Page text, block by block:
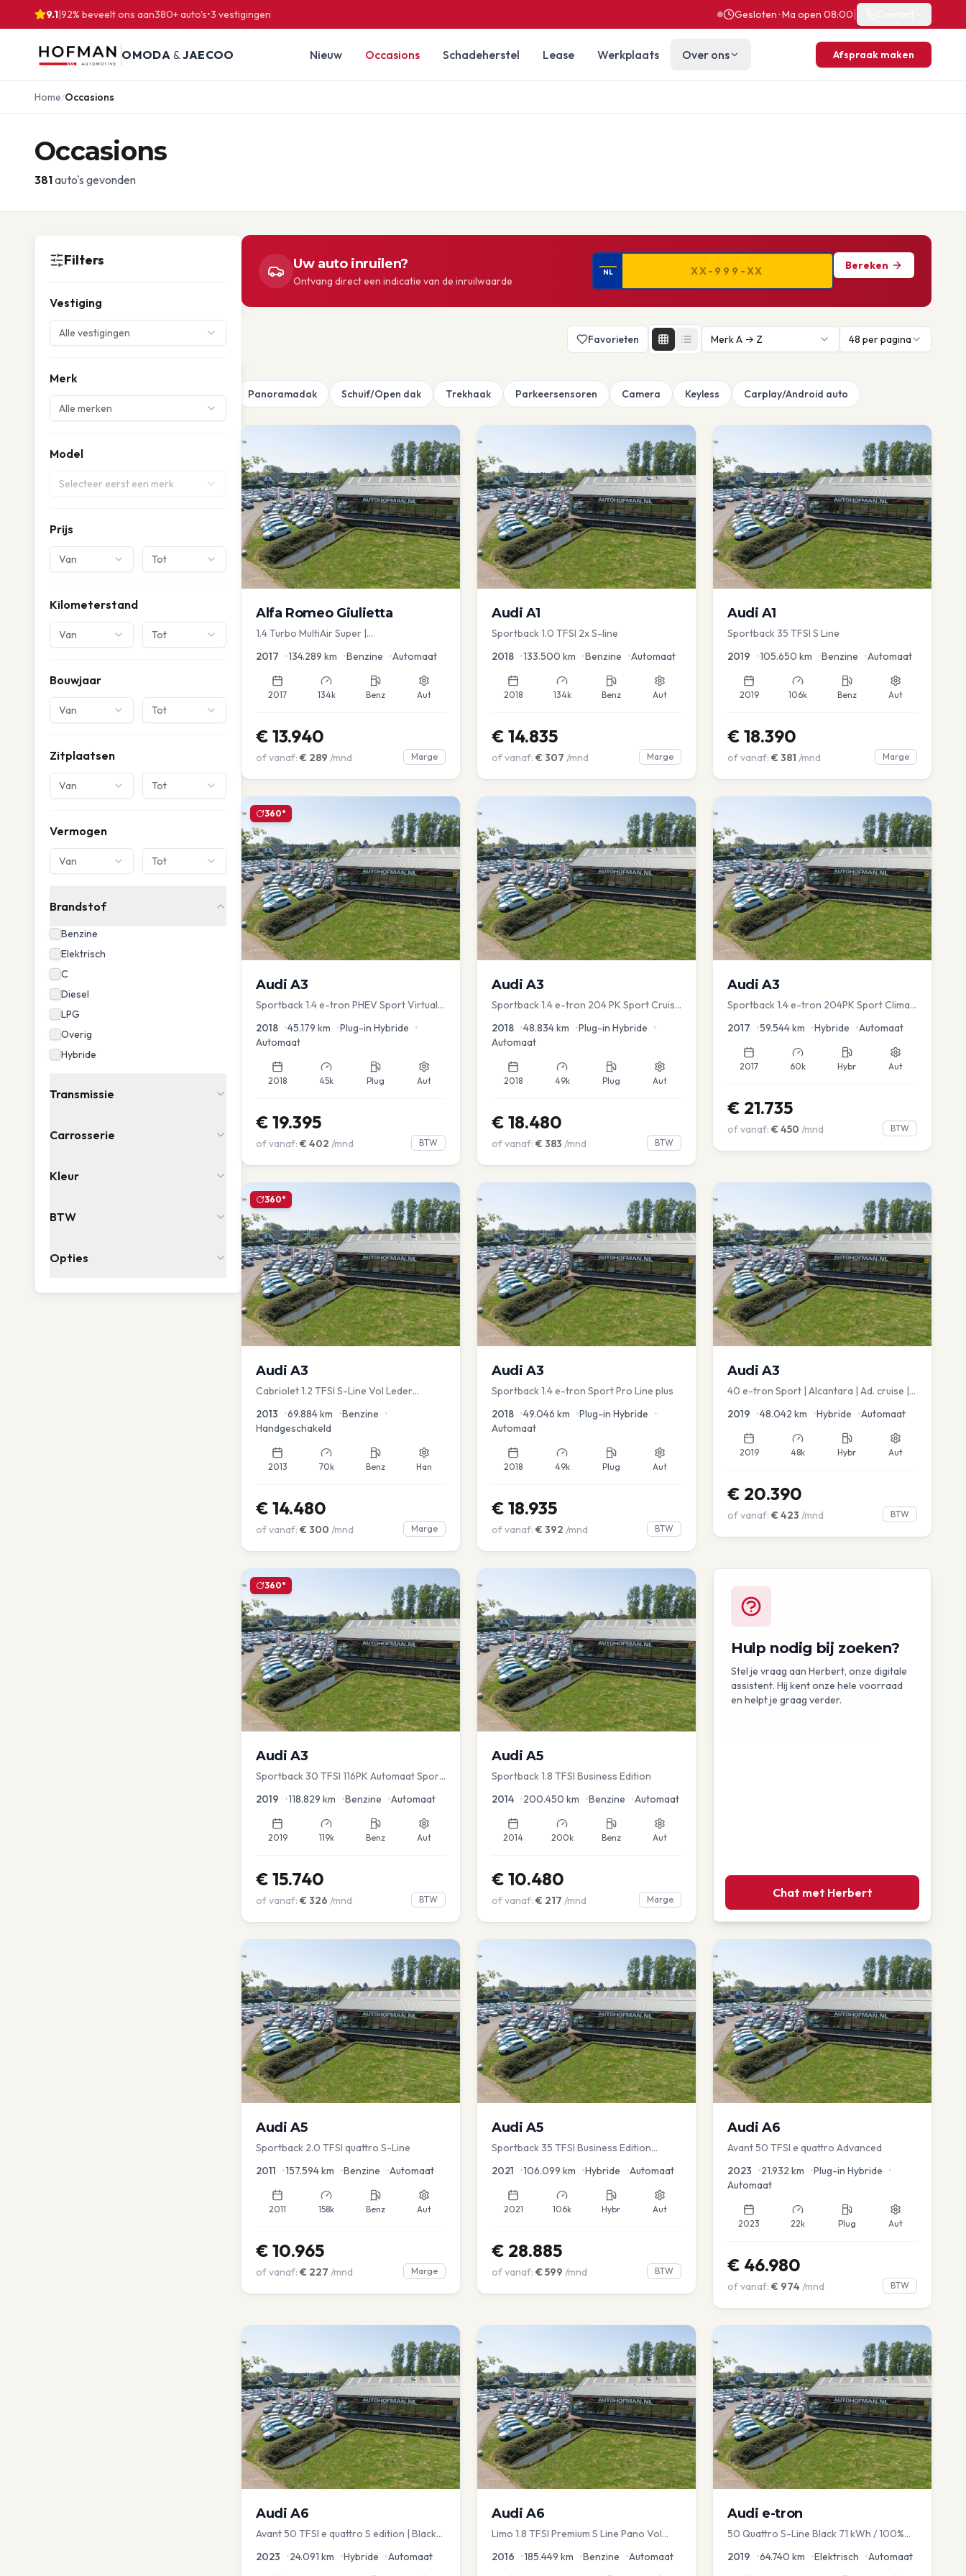
9.1|92% beveelt ons aan380+ auto's•3 vestigingen Gesloten · Ma open 08:00
OMODA &JAECOO Nieuw Occasions Schadeherstel Lease Werkplaats Over ons Afspraak maken
Home/Occasions
Occasions
381auto's gevonden
Filters
Vestiging
Alle vestigingen
Merk
Alle merken
Model
Selecteer eerst een merk
Prijs
Van Tot
Kilometerstand
Van Tot
Bouwjaar
Van Tot
Zitplaatsen
Van Tot
Vermogen
Van Tot
Brandstof
Benzine
Elektrisch
C
Diesel
LPG
Overig
Hybride
Transmissie
Carrosserie
Kleur
BTW
Opties
Uw auto inruilen?
Ontvang direct een indicatie van de inruilwaarde
NL
Bereken
Favorieten Merk A → Z 48 per pagina
Panoramadak Schuif/Open dak Trekhaak Parkeersensoren Camera Keyless Carplay/Android auto
Alfa Romeo Giulietta
1.4 Turbo MultiAir Super |
2017 •134.289 km •Benzine •Automaat
2017 134k Benz Aut
€ 13.940
of vanaf: € 289 /mnd Marge
Audi A1
Sportback 1.0 TFSI 2x S-line
2018 •133.500 km •Benzine •Automaat
2018 134k Benz Aut
€ 14.835
of vanaf: € 307 /mnd Marge
Audi A1
Sportback 35 TFSI S Line
2019 •105.650 km •Benzine •Automaat
2019 106k Benz Aut
€ 18.390
of vanaf: € 381 /mnd Marge
360°
Audi A3
Sportback 1.4 e-tron PHEV Sport Virtual
2018 •45.179 km •Plug-in Hybride •
Automaat
2018 45k Plug Aut
€ 19.395
of vanaf: € 402 /mnd BTW
Audi A3
Sportback 1.4 e-tron 204 PK Sport Cruise
2018 •48.834km •Plug-in Hybride •
Automaat
2018 49k Plug Aut
€ 18.480
of vanaf: € 383 /mnd BTW
Audi A3
Sportback 1.4 e-tron 204PK Sport Clima
2017 •59.544km •Hybride •Automaat
2017 60k Hybr Aut
€ 21.735
of vanaf: € 450 /mnd BTW
360°
Audi A3
Cabriolet 1.2 TFSI S-Line Vol Leder
2013 •69.884km •Benzine •
Handgeschakeld
2013 70k Benz Han
€ 14.480
of vanaf: € 300 /mnd Marge
Audi A3
Sportback 1.4 e-tron Sport Pro Line plus
2018 •49.046 km •Plug-in Hybride •
Automaat
2018 49k Plug Aut
€ 18.935
of vanaf: € 392 /mnd BTW
Audi A3
40 e-tron Sport | Alcantara | Ad. cruise |
2019 •48.042 km •Hybride •Automaat
2019 48k Hybr Aut
€ 20.390
of vanaf: € 423 /mnd BTW
360°
Audi A3
Sportback 30 TFSI 116PK Automaat Sport
2019 •118.829 km •Benzine •Automaat
2019 119k Benz Aut
€ 15.740
of vanaf: € 326 /mnd BTW
Audi A5
Sportback 1.8 TFSI Business Edition
2014 •200.450 km •Benzine •Automaat
2014 200k Benz Aut
€ 10.480
of vanaf: € 217 /mnd Marge
Hulp nodig bij zoeken?
Stel je vraag aan Herbert, onze digitale
assistent. Hij kent onze hele voorraad
en helpt je graag verder.
Chat met Herbert
Audi A5
Sportback 2.0 TFSI quattro S-Line
2011 •157.594km •Benzine •Automaat
2011 158k Benz Aut
€ 10.965
of vanaf: € 227 /mnd Marge
Audi A5
Sportback 35 TFSI Business Edition
2021 •106.099 km •Hybride •Automaat
2021 106k Hybr Aut
€ 28.885
of vanaf: € 599 /mnd BTW
Audi A6
Avant 50 TFSI e quattro Advanced
2023 •21.932 km •Plug-in Hybride •
Automaat
2023 22k Plug Aut
€ 46.980
of vanaf: € 974 /mnd BTW
Audi A6
Avant 50 TFSI e quattro S edition | Black
Virtual
2023 •24.091 km •Hybride •Automaat
Audi A6
Limo 1.8 TFSI Premium S Line Pano Vol
aKlep
2016 •185.449 km •Benzine •Automaat
Audi e-tron
50 Quattro S-Line Black 71 kWh / 100%
2019 •64.740 km •Elektrisch •Automaat